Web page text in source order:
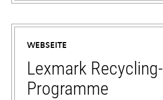
wird
in
neuen
Registerkarte
geöffnet
WEBSEITE
Lexmark Recycling-
Programme